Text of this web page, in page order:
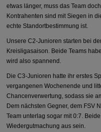
etwas länger, muss das Team
Kontrahenten sind mit Siegen in
echte Standortbestimmung ist.
Unsere C2-Junioren starten bei
Kreisligasaison. Beide Teams
wird also spannend.
Die C3-Junioren hatte ihr erstes
vergangenen Wochenende und
Chancenverwertung, sodass sie
Dem nächsten Gegner, dem FSV
Team unterlag sogar mit 0:7.
Wiedergutmachung aus sein.